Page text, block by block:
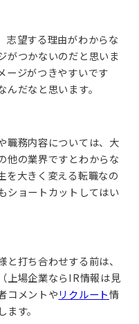
志望する理由がわからな
がつかないのだと思いま
ージがつきやすいです
だなと思います。
職務内容については、大
他の業界ですとわからな
を大きく変える転職なの
ショートカットしてはい
打ち合わせする前は、
上場企業ならIR情報は見
コメントやリクルート情
す。